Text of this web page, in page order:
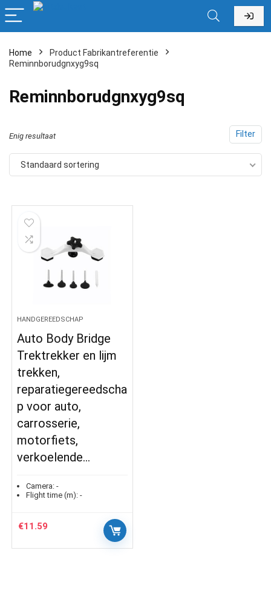
Home Product Fabrikantreferentie
Reminnborudgnxyg9sq
‎Reminnborudgnxyg9sq
Filter
Enig resultaat
Standaard sortering
HANDGEREEDSCHAP
Auto Body Bridge
Trektrekker en lijm
trekken,
reparatiegereedscha
p voor auto,
carrosserie,
motorfiets,
verkoelende…
Camera: -
Flight time (m): -
€11.59